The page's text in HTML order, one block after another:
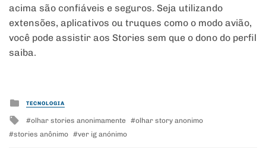
acima são confiáveis e seguros. Seja utilizando
extensões, aplicativos ou truques como o modo avião,
você pode assistir aos Stories sem que o dono do perfil
saiba.
Posted
in
TECNOLOGIA
Tagged
with
olhar stories anonimamente
olhar story anonimo
stories anônimo
ver ig anónimo